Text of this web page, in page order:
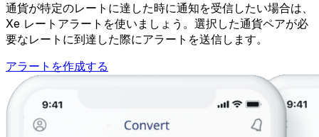
通貨が特定のレートに達した時に通知を受信したい場合は、
Xe レートアラートを使いましょう。選択した通貨ペアが必
要なレートに到達した際にアラートを送信します。
アラートを作成する